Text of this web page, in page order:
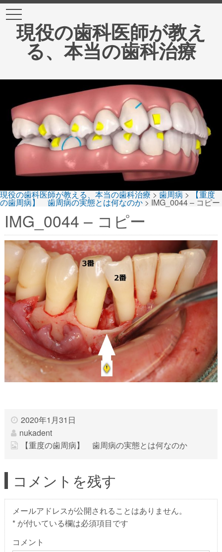
現役の歯科医師が教え
る、本当の歯科治療
t
o
g
i
i
o
n
現役の歯科医師が教える、本当の歯科治療>歯周病>【重度
の歯周病】 歯周病の実態とは何なのか>IMG_0044 – コピー
IMG_0044 – コピー
2020年1月31日
nukadent
【重度の歯周病】 歯周病の実態とは何なのか
コメントを残す
メールアドレスが公開されることはありません。
*が付いている欄は必須項目です
コメント